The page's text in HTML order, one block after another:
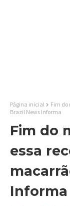
Página inicial
Fim do
Brazil News Informa
Fim do
essa
Informa